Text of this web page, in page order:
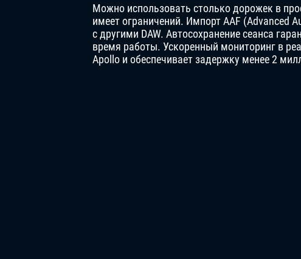
Можно использовать столько дорожек в
имеет ограничений. Импорт AAF (Advanced
с другими DAW. Автосохранение сеанса
время работы. Ускоренный мониторинг в
Apollo и обеспечивает задержку менее 2